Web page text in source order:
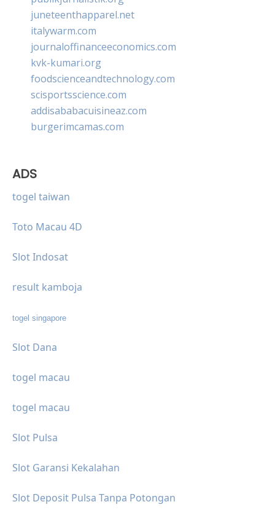
juneteenthapparel.net
italywarm.com
journaloffinanceeconomics.com
kvk-kumari.org
foodscienceandtechnology.com
scisportsscience.com
addisababacuisineaz.com
burgerimcamas.com
ADS
togel taiwan
Toto Macau 4D
Slot Indosat
result kamboja
togel singapore
Slot Dana
togel macau
togel macau
Slot Pulsa
Slot Garansi Kekalahan
Slot Deposit Pulsa Tanpa Potongan